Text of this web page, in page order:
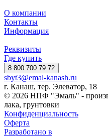
О компании
Контакты
Информация
Реквизиты
Где купить
8 800 700 79 72
sbyt3@emal-kanash.ru
г. Канаш, тер. Элеватор, 18
© 2026 НПФ "Эмаль" -
лака, грунтовки
Конфиденциальность
Оферта
Разработано в